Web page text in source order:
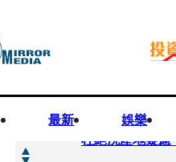
最新 娛樂
快訊
杜絕洗產地疑